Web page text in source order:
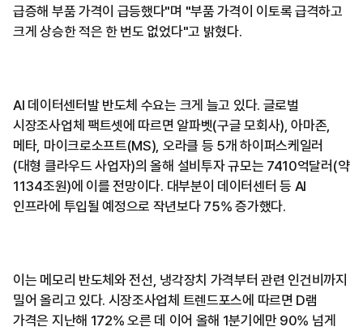
급증해 부품 가격이 급등했다"며 "부품 가격이 이토록 급격하고
크게 상승한 적은 한 번도 없었다"고 밝혔다.
AI 데이터센터발 반도체 수요는 크게 늘고 있다. 글로벌
시장조사업체 팩트셋에 따르면 알파벳(구글 모회사), 아마존,
메타, 마이크로소프트(MS), 오라클 등 5개 하이퍼스케일러
(대형 클라우드 사업자)의 올해 설비투자 규모는 7410억달러(약
1134조원)에 이를 전망이다. 대부분이 데이터센터 등 AI
인프라에 투입될 예정으로 작년보다 75% 증가했다.
이는 메모리 반도체와 전선, 냉각장치 가격부터 관련 인건비까지
밀어 올리고 있다. 시장조사업체 트렌드포스에 따르면 D램
가격은 지난해 172% 오른 데 이어 올해 1분기에만 90% 넘게